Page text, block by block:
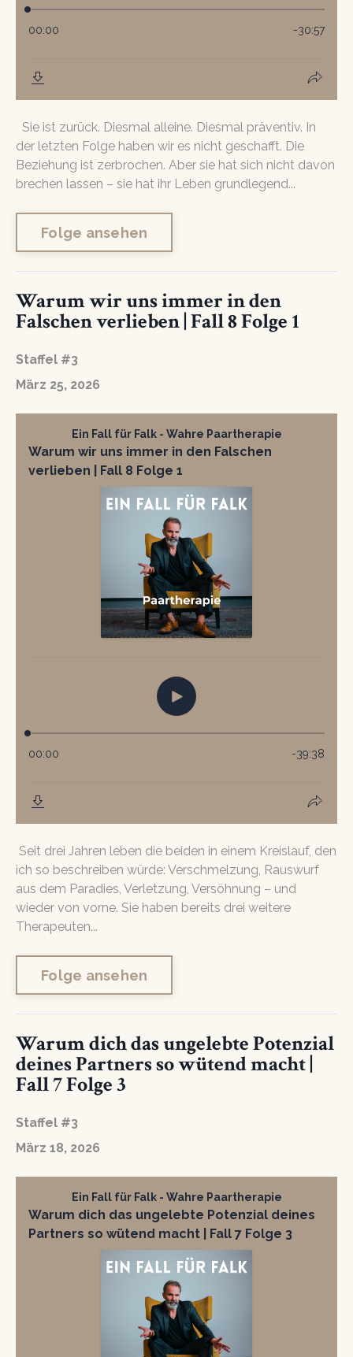
Sie ist zurück. Diesmal alleine. Diesmal präventiv. In
der letzten Folge haben wir es nicht geschafft. Die
Beziehung ist zerbrochen. Aber sie hat sich nicht davon
brechen lassen – sie hat ihr Leben grundlegend...
Folge ansehen
Warum wir uns immer in den
Falschen verlieben | Fall 8 Folge 1
Staffel #3
März 25, 2026
Seit drei Jahren leben die beiden in einem Kreislauf, den
ich so beschreiben würde: Verschmelzung, Rauswurf
aus dem Paradies, Verletzung, Versöhnung – und
wieder von vorne. Sie haben bereits drei weitere
Therapeuten...
Folge ansehen
Warum dich das ungelebte Potenzial
deines Partners so wütend macht |
Fall 7 Folge 3
Staffel #3
März 18, 2026